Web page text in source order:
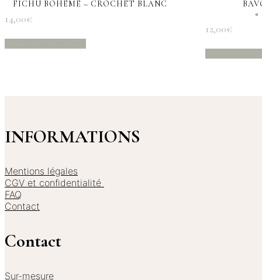
FICHU BOHEME – CROCHET BLANC
14,00€
Ce
produit
être
choisies
page
du
«
12,00€
INFORMATIONS
Mentions légales
CGV et confidentialité
FAQ
Contact
Contact
Sur-mesure